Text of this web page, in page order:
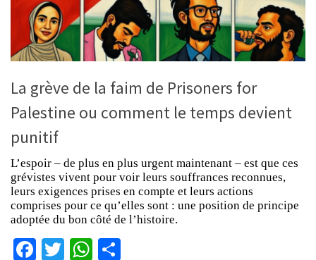
La grève de la faim de Prisoners for
Palestine ou comment le temps devient
punitif
L’espoir – de plus en plus urgent maintenant – est que ces
grévistes vivent pour voir leurs souffrances reconnues,
leurs exigences prises en compte et leurs actions
comprises pour ce qu’elles sont : une position de principe
adoptée du bon côté de l’histoire.
Facebook
TwitterWhatsApp